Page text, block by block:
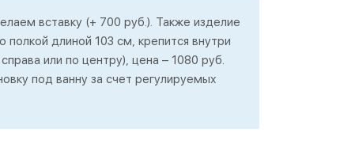
вставку (+ 700 руб.). Также изделие
длиной 103 см, крепится внутри
или по центру), цена – 1080 руб.
под ванну за счет регулируемых